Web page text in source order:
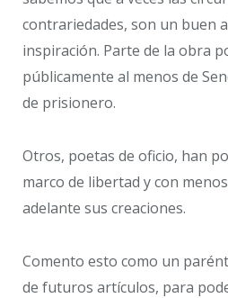
contrariedades, son un buen
inspiración. Parte de la obra
públicamente al menos de
de prisionero.
Otros, poetas de oficio, han
marco de libertad y con
adelante sus creaciones.
Comento esto como un
de futuros artículos, para